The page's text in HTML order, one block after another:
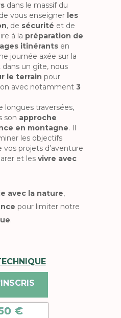
dans le massif du
vous enseigner les
, de sécurité et de
à la préparation de
itinérants en
journée axée sur la
un gîte, nous
le terrain pour
avec notamment 3
longues traversées,
son approche
en montagne. Il
les objectifs
vos projets d’aventure
et les vivre avec
avec la nature,
pour limiter notre
.
€